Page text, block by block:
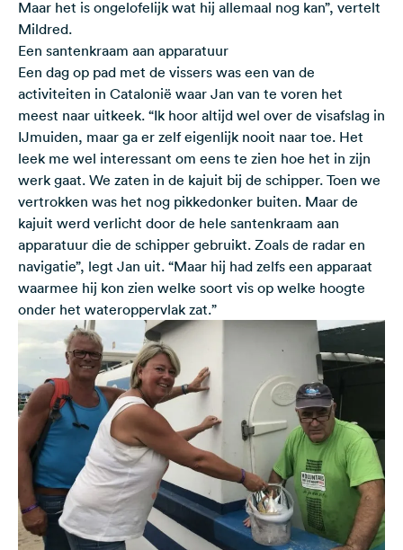
Maar het is ongelofelijk wat hij allemaal nog kan”, vertelt
Mildred.
Een santenkraam aan apparatuur
Een dag op pad met de vissers was een van de
activiteiten in Catalonië waar Jan van te voren het
meest naar uitkeek. “Ik hoor altijd wel over de visafslag in
IJmuiden, maar ga er zelf eigenlijk nooit naar toe. Het
leek me wel interessant om eens te zien hoe het in zijn
werk gaat. We zaten in de kajuit bij de schipper. Toen we
vertrokken was het nog pikkedonker buiten. Maar de
kajuit werd verlicht door de hele santenkraam aan
apparatuur die de schipper gebruikt. Zoals de radar en
navigatie”, legt Jan uit. “Maar hij had zelfs een apparaat
waarmee hij kon zien welke soort vis op welke hoogte
onder het wateroppervlak zat.”